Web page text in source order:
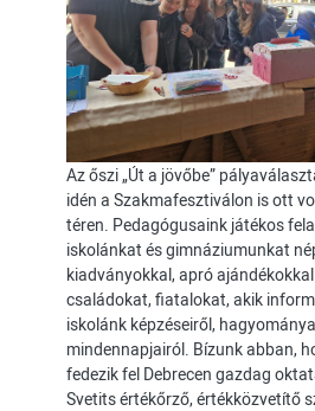
Az őszi „Út a jövőbe”
idén a Szakmafesztiválon is ott
téren. Pedagógusaink játékos
iskolánkat és gimnáziumunkat
kiadványokkal, apró
családokat, fiatalokat, akik
iskolánk képzéseiről,
mindennapjairól. Bízunk abban,
fedezik fel Debrecen gazdag
Svetits értékőrző, értékközvetítő